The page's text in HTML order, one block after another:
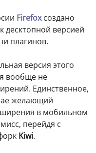
Firefoxсоздано
десктопной версией
плагинов.
версия этого
вообще не
Единственное,
желающий
в мобильном
перейдя с
Kiwi.